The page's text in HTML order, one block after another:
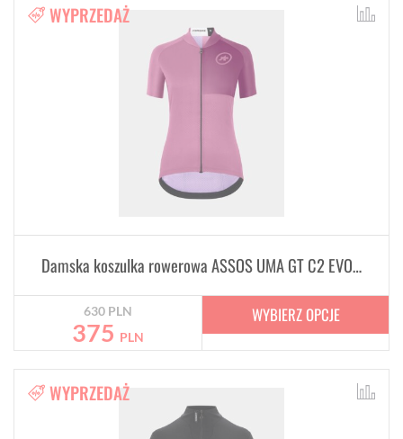
WYPRZEDAŻ
Damska koszulka rowerowa ASSOS UMA GT C2 EVO STAHLSTERN Ruby
630 PLN
375 PLN
WYBIERZ OPCJE
WYPRZEDAŻ